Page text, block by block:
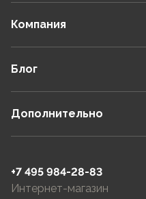
Компания
Блог
Дополнительно
+7 495 984-28-83
Интернет-магазин